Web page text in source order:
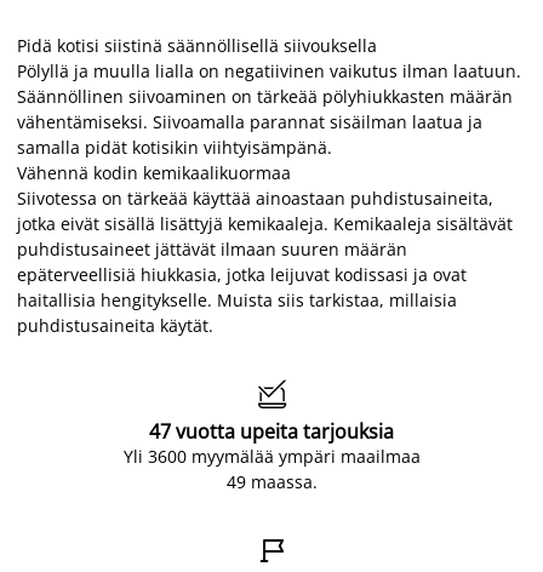
Pidä kotisi siistinä säännöllisellä siivouksella
Pölyllä ja muulla lialla on negatiivinen vaikutus ilman laatuun.
Säännöllinen siivoaminen on tärkeää pölyhiukkasten määrän
vähentämiseksi. Siivoamalla parannat sisäilman laatua ja
samalla pidät kotisikin viihtyisämpänä.
Vähennä kodin kemikaalikuormaa
Siivotessa on tärkeää käyttää ainoastaan puhdistusaineita,
jotka eivät sisällä lisättyjä kemikaaleja. Kemikaaleja sisältävät
puhdistusaineet jättävät ilmaan suuren määrän
epäterveellisiä hiukkasia, jotka leijuvat kodissasi ja ovat
haitallisia hengitykselle. Muista siis tarkistaa, millaisia
puhdistusaineita käytät.

47 vuotta upeita tarjouksia
Yli 3600 myymälää ympäri maailmaa
49 maassa.
